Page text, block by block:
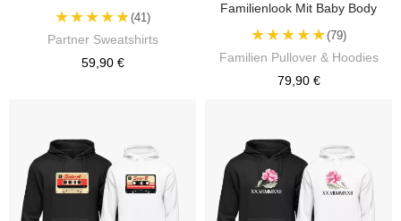
★★★★★(41)
Partner Sweatshirts
59,90 €
Familienlook Mit Baby Body
★★★★★(79)
Familien Pullover & Hoodies
79,90 €